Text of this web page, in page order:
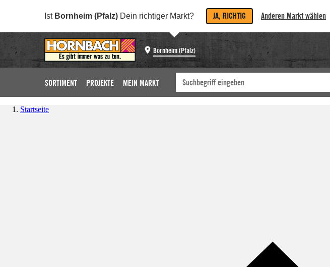
Ist Bornheim (Pfalz) Dein richtiger Markt? JA, RICHTIG Anderen Markt wählen
Bornheim (Pfalz)
SORTIMENT PROJEKTE MEIN MARKT
Startseite